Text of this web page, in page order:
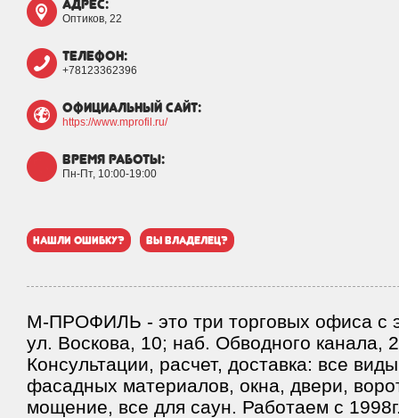
адрес:
Оптиков, 22
телефон:
+78123362396
официальный сайт:
https://www.mprofil.ru/
время работы:
Пн-Пт, 10:00-19:00
нашли ошибку? вы владелец?
М-ПРОФИЛЬ - это три торговых офиса с
ул. Воскова, 10; наб. Обводного канала,
Консультации, расчет, доставка: все
фасадных материалов, окна, двери,
мощение, все для саун. Работаем с